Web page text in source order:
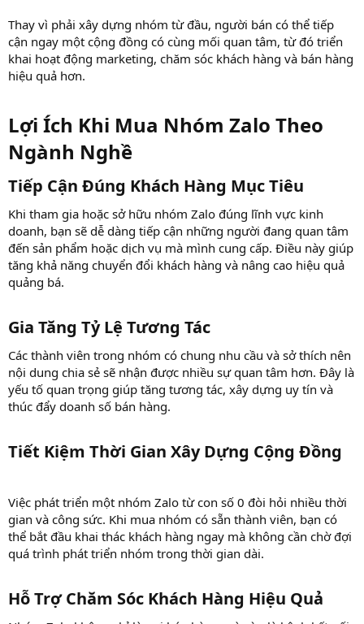
Thay vì phải xây dựng nhóm từ đầu, người bán có thể tiếp
cận ngay một cộng đồng có cùng mối quan tâm, từ đó triển
khai hoạt động marketing, chăm sóc khách hàng và bán hàng
hiệu quả hơn.
Lợi Ích Khi Mua Nhóm Zalo Theo
Ngành Nghề​
Tiếp Cận Đúng Khách Hàng Mục Tiêu​
Khi tham gia hoặc sở hữu nhóm Zalo đúng lĩnh vực kinh
doanh, bạn sẽ dễ dàng tiếp cận những người đang quan tâm
đến sản phẩm hoặc dịch vụ mà mình cung cấp. Điều này giúp
tăng khả năng chuyển đổi khách hàng và nâng cao hiệu quả
quảng bá.
Gia Tăng Tỷ Lệ Tương Tác​
Các thành viên trong nhóm có chung nhu cầu và sở thích nên
nội dung chia sẻ sẽ nhận được nhiều sự quan tâm hơn. Đây là
yếu tố quan trọng giúp tăng tương tác, xây dựng uy tín và
thúc đẩy doanh số bán hàng.
Tiết Kiệm Thời Gian Xây Dựng Cộng Đồng​
Việc phát triển một nhóm Zalo từ con số 0 đòi hỏi nhiều thời
gian và công sức. Khi mua nhóm có sẵn thành viên, bạn có
thể bắt đầu khai thác khách hàng ngay mà không cần chờ đợi
quá trình phát triển nhóm trong thời gian dài.
Hỗ Trợ Chăm Sóc Khách Hàng Hiệu Quả​